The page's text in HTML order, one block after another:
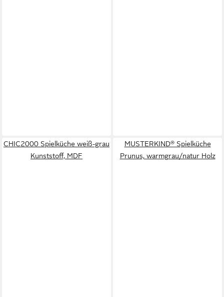
CHIC2000 Spielküche weiß-grau
Kunststoff, MDF
MUSTERKIND® Spielküche
Prunus, warmgrau/natur Holz